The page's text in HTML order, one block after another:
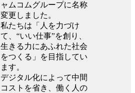
ャムコムグループに名称
変更しました。
私たちは「人を力づけ
て、“いい仕事”を創り、
生きる力にあふれた社会
をつくる」を目指してい
ます。
デジタル化によって中間
コストを省き、働く人の